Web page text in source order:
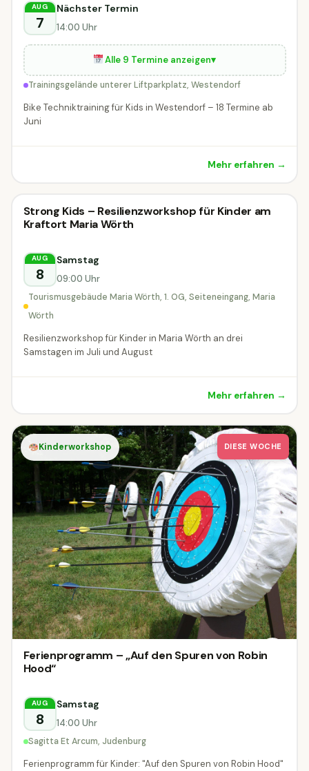
AUG
7
Nächster Termin
14:00 Uhr
Alle 9 Termine anzeigen▾
Trainingsgelände unterer Liftparkplatz, Westendorf
Bike Techniktraining für Kids in Westendorf – 18 Termine ab
Juni
Mehr erfahren →
Kinderworkshop
Kinderworkshop DIESE WOCHE
Strong Kids – Resilienzworkshop für Kinder am
Kraftort Maria Wörth
AUG
8
Samstag
09:00 Uhr
Tourismusgebäude Maria Wörth, 1. OG, Seiteneingang, Maria
Wörth
Resilienzworkshop für Kinder in Maria Wörth an drei
Samstagen im Juli und August
Mehr erfahren →
Kinderworkshop DIESE WOCHE
Ferienprogramm – „Auf den Spuren von Robin
Hood“
AUG
8
Samstag
14:00 Uhr
Sagitta Et Arcum, Judenburg
Ferienprogramm für Kinder: "Auf den Spuren von Robin Hood"